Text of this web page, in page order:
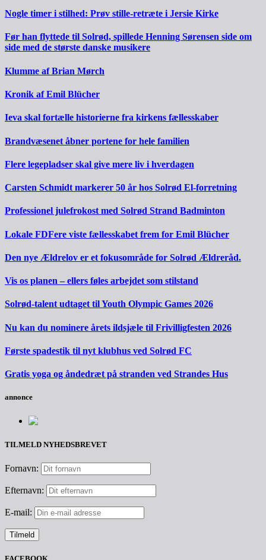
Nogle timer i stilhed: Prøv stille-retræte i Jersie Kirke
Før han flyttede til Solrød, spillede Henning Sørensen side om
side med de største danske musikere
Klumme af Brian Mørch
Kronik af Emil Blücher
Ieva skal fortælle historierne fra kirkens fællesskaber
Brandvæsenet åbner portene for hele familien
Flere legepladser skal give mere liv i hverdagen
Carsten Schmidt markerer 50 år hos Solrød El-forretning
Professionel julefrokost med Solrød Strand Badminton
Lokale FDFere viste fællesskabet frem for Emil Blücher
Den nye Ældrelov er et fokusområde for Solrød Ældreråd.
Vis os planen – ellers føles arbejdet som stilstand
Solrød-talent udtaget til Youth Olympic Games 2026
Nu kan du nominere årets ildsjæle til Frivilligfesten 2026
Første spadestik til nyt klubhus ved Solrød FC
Gratis yoga og åndedræt på stranden ved Strandes Hus
annonce
TILMELD NYHEDSBREVET
Fornavn:
Efternavn:
E-mail: